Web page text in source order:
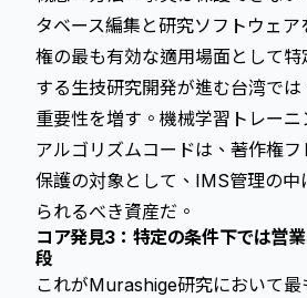
タベース編集と研究ソフトウェ
権の最も有効な適用場面として
する生技研究開発が進む台湾で
重要性を増す。機械学習トレー
アルゴリズムコードは、著作権
保護の対象として、IMS管理の中
られるべき資産だ。
コア発見3：特定の条件下では営
段
これがMurashige研究において最